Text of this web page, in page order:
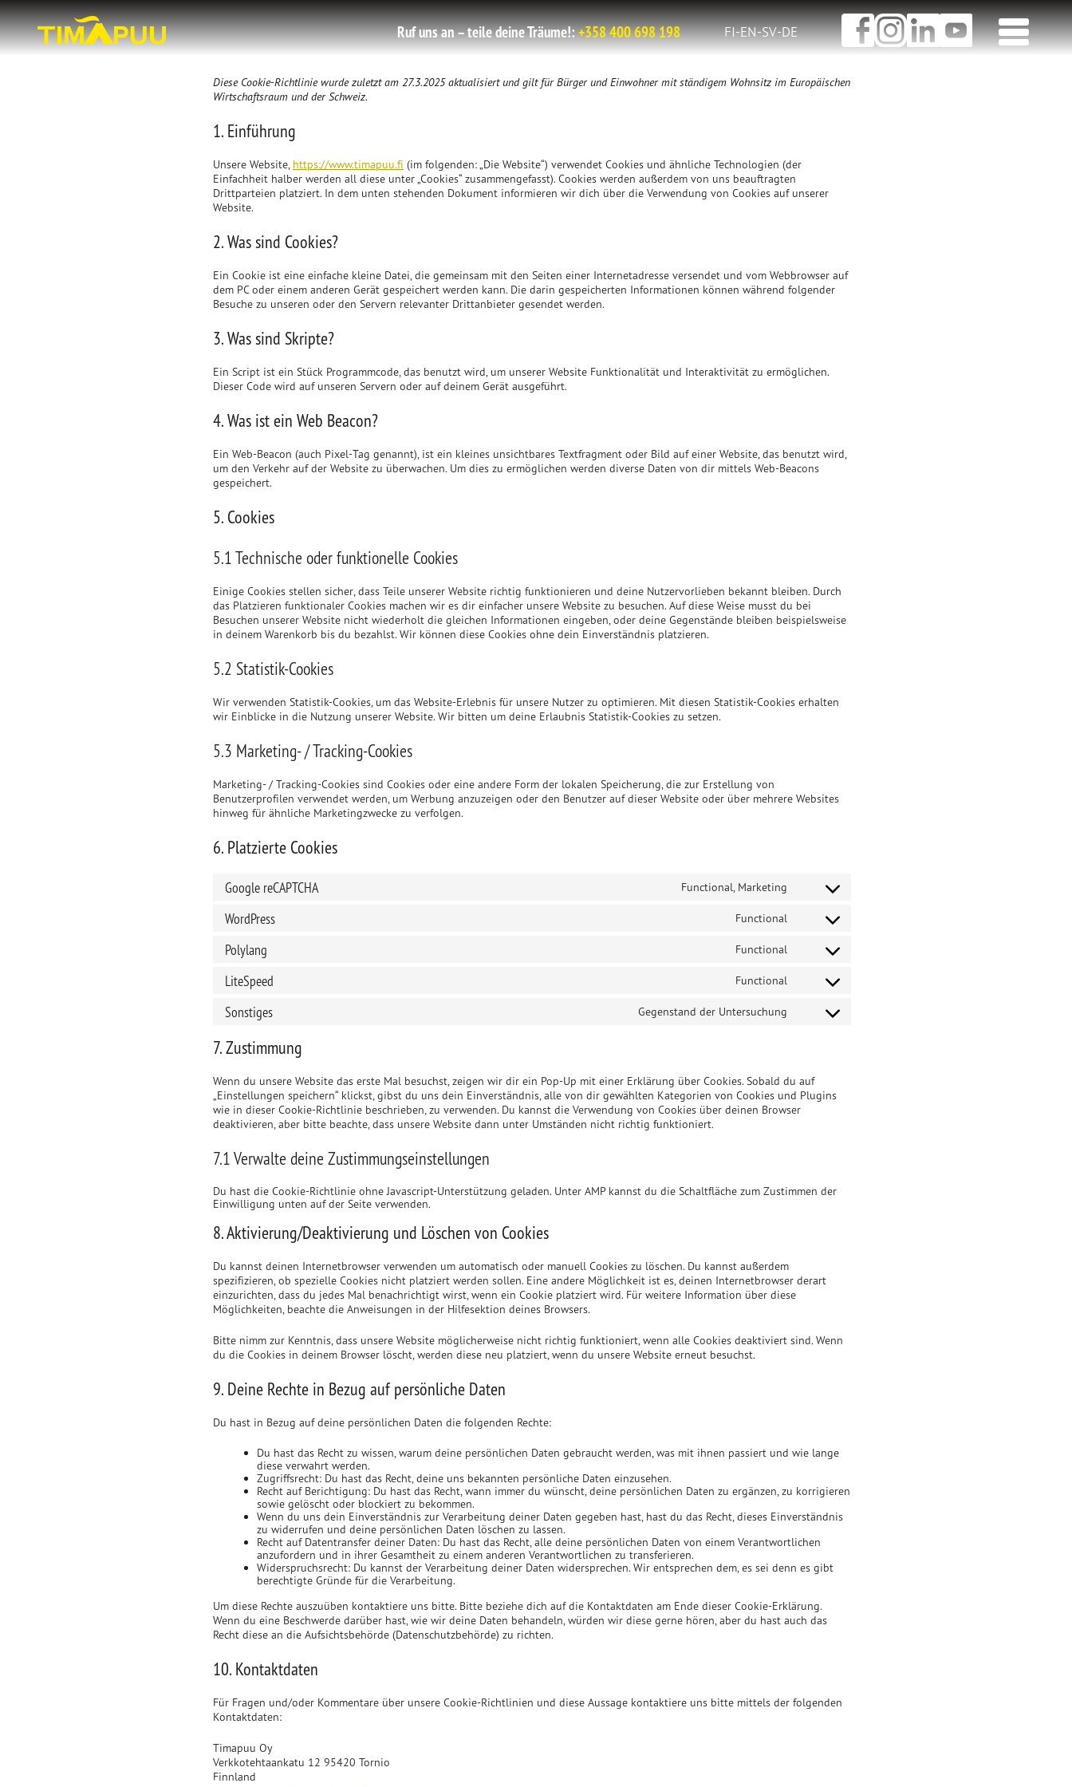
Skip
to
content
Back
to
homepage
Ruf uns an – teile deine Träume!:+358 400 698 198 FI-EN-SV-DE
Opens
in
a
Opens
in
a
Opens
in
a
OPEN
MENU
Diese Cookie-Richtlinie wurde zuletzt am 27.3.2025 aktualisiert und gilt für Bürger und Einwohner mit ständigem Wohnsitz im Europäischen
Wirtschaftsraum und der Schweiz.
1. Einführung
Unsere Website, https://www.timapuu.fi (im folgenden: „Die Website“) verwendet Cookies und ähnliche Technologien (der
Einfachheit halber werden all diese unter „Cookies“ zusammengefasst). Cookies werden außerdem von uns beauftragten
Drittparteien platziert. In dem unten stehenden Dokument informieren wir dich über die Verwendung von Cookies auf unserer
Website.
2. Was sind Cookies?
Ein Cookie ist eine einfache kleine Datei, die gemeinsam mit den Seiten einer Internetadresse versendet und vom Webbrowser auf
dem PC oder einem anderen Gerät gespeichert werden kann. Die darin gespeicherten Informationen können während folgender
Besuche zu unseren oder den Servern relevanter Drittanbieter gesendet werden.
3. Was sind Skripte?
Ein Script ist ein Stück Programmcode, das benutzt wird, um unserer Website Funktionalität und Interaktivität zu ermöglichen.
Dieser Code wird auf unseren Servern oder auf deinem Gerät ausgeführt.
4. Was ist ein Web Beacon?
Ein Web-Beacon (auch Pixel-Tag genannt), ist ein kleines unsichtbares Textfragment oder Bild auf einer Website, das benutzt wird,
um den Verkehr auf der Website zu überwachen. Um dies zu ermöglichen werden diverse Daten von dir mittels Web-Beacons
gespeichert.
5. Cookies
5.1 Technische oder funktionelle Cookies
Einige Cookies stellen sicher, dass Teile unserer Website richtig funktionieren und deine Nutzervorlieben bekannt bleiben. Durch
das Platzieren funktionaler Cookies machen wir es dir einfacher unsere Website zu besuchen. Auf diese Weise musst du bei
Besuchen unserer Website nicht wiederholt die gleichen Informationen eingeben, oder deine Gegenstände bleiben beispielsweise
in deinem Warenkorb bis du bezahlst. Wir können diese Cookies ohne dein Einverständnis platzieren.
5.2 Statistik-Cookies
Wir verwenden Statistik-Cookies, um das Website-Erlebnis für unsere Nutzer zu optimieren. Mit diesen Statistik-Cookies erhalten
wir Einblicke in die Nutzung unserer Website. Wir bitten um deine Erlaubnis Statistik-Cookies zu setzen.
5.3 Marketing- / Tracking-Cookies
Marketing- / Tracking-Cookies sind Cookies oder eine andere Form der lokalen Speicherung, die zur Erstellung von
Benutzerprofilen verwendet werden, um Werbung anzuzeigen oder den Benutzer auf dieser Website oder über mehrere Websites
hinweg für ähnliche Marketingzwecke zu verfolgen.
6. Platzierte Cookies
Google reCAPTCHA Functional, Marketing
Consent
service
WordPress Functional
Consent
service
Polylang Functional
Consent
service
LiteSpeed Functional
Consent
service
Sonstiges Gegenstand der Untersuchung
Consent
7. Zustimmung
Wenn du unsere Website das erste Mal besuchst, zeigen wir dir ein Pop-Up mit einer Erklärung über Cookies. Sobald du auf
„Einstellungen speichern“ klickst, gibst du uns dein Einverständnis, alle von dir gewählten Kategorien von Cookies und Plugins
wie in dieser Cookie-Richtlinie beschrieben, zu verwenden. Du kannst die Verwendung von Cookies über deinen Browser
deaktivieren, aber bitte beachte, dass unsere Website dann unter Umständen nicht richtig funktioniert.
7.1 Verwalte deine Zustimmungseinstellungen
Du hast die Cookie-Richtlinie ohne Javascript-Unterstützung geladen. Unter AMP kannst du die Schaltfläche zum Zustimmen der
Einwilligung unten auf der Seite verwenden.
8. Aktivierung/Deaktivierung und Löschen von Cookies
Du kannst deinen Internetbrowser verwenden um automatisch oder manuell Cookies zu löschen. Du kannst außerdem
spezifizieren, ob spezielle Cookies nicht platziert werden sollen. Eine andere Möglichkeit ist es, deinen Internetbrowser derart
einzurichten, dass du jedes Mal benachrichtigt wirst, wenn ein Cookie platziert wird. Für weitere Information über diese
Möglichkeiten, beachte die Anweisungen in der Hilfesektion deines Browsers.
Bitte nimm zur Kenntnis, dass unsere Website möglicherweise nicht richtig funktioniert, wenn alle Cookies deaktiviert sind. Wenn
du die Cookies in deinem Browser löscht, werden diese neu platziert, wenn du unsere Website erneut besuchst.
9. Deine Rechte in Bezug auf persönliche Daten
Du hast in Bezug auf deine persönlichen Daten die folgenden Rechte:
Du hast das Recht zu wissen, warum deine persönlichen Daten gebraucht werden, was mit ihnen passiert und wie lange
diese verwahrt werden.
Zugriffsrecht: Du hast das Recht, deine uns bekannten persönliche Daten einzusehen.
Recht auf Berichtigung: Du hast das Recht, wann immer du wünscht, deine persönlichen Daten zu ergänzen, zu korrigieren
sowie gelöscht oder blockiert zu bekommen.
Wenn du uns dein Einverständnis zur Verarbeitung deiner Daten gegeben hast, hast du das Recht, dieses Einverständnis
zu widerrufen und deine persönlichen Daten löschen zu lassen.
Recht auf Datentransfer deiner Daten: Du hast das Recht, alle deine persönlichen Daten von einem Verantwortlichen
anzufordern und in ihrer Gesamtheit zu einem anderen Verantwortlichen zu transferieren.
Widerspruchsrecht: Du kannst der Verarbeitung deiner Daten widersprechen. Wir entsprechen dem, es sei denn es gibt
berechtigte Gründe für die Verarbeitung.
Um diese Rechte auszuüben kontaktiere uns bitte. Bitte beziehe dich auf die Kontaktdaten am Ende dieser Cookie-Erklärung.
Wenn du eine Beschwerde darüber hast, wie wir deine Daten behandeln, würden wir diese gerne hören, aber du hast auch das
Recht diese an die Aufsichtsbehörde (Datenschutzbehörde) zu richten.
10. Kontaktdaten
Für Fragen und/oder Kommentare über unsere Cookie-Richtlinien und diese Aussage kontaktiere uns bitte mittels der folgenden
Kontaktdaten:
Timapuu Oy
Verkkotehtaankatu 12 95420 Tornio
Finnland